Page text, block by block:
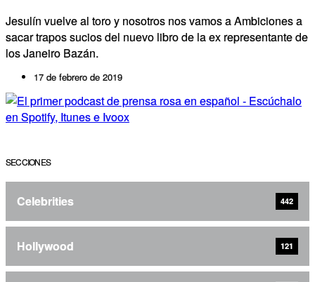
Jesulín vuelve al toro y nosotros nos vamos a Ambiciones a
sacar trapos sucios del nuevo libro de la ex representante de
los Janeiro Bazán.
17 de febrero de 2019
SECCIONES
Celebrities 442
Hollywood 121